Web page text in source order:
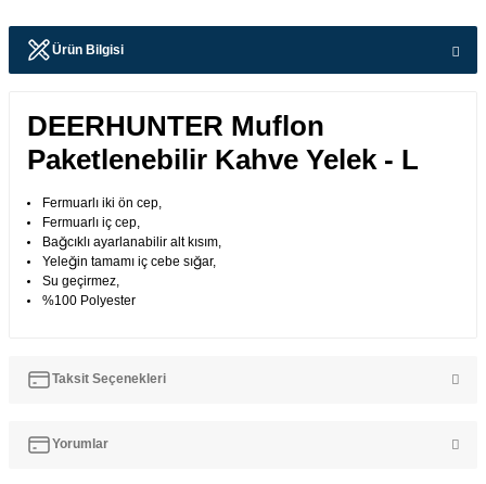
Ürün Bilgisi
DEERHUNTER Muflon
Paketlenebilir Kahve Yelek - L
Fermuarlı iki ön cep,
Fermuarlı iç cep,
Bağcıklı ayarlanabilir alt kısım,
Yeleğin tamamı iç cebe sığar,
Su geçirmez,
%100 Polyester
Taksit Seçenekleri
Yorumlar